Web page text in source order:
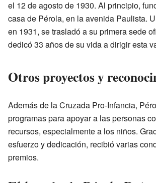
el 12 de agosto de 1930. Al principio,
casa de Pérola, en la avenida Paulista.
en 1931, se trasladó a su primera sede
dedicó 33 años de su vida a dirigir esta
Otros proyectos y
Además de la Cruzada Pro-Infancia,
programas para apoyar a las personas
recursos, especialmente a los niños.
esfuerzo y dedicación, recibió varias
premios.